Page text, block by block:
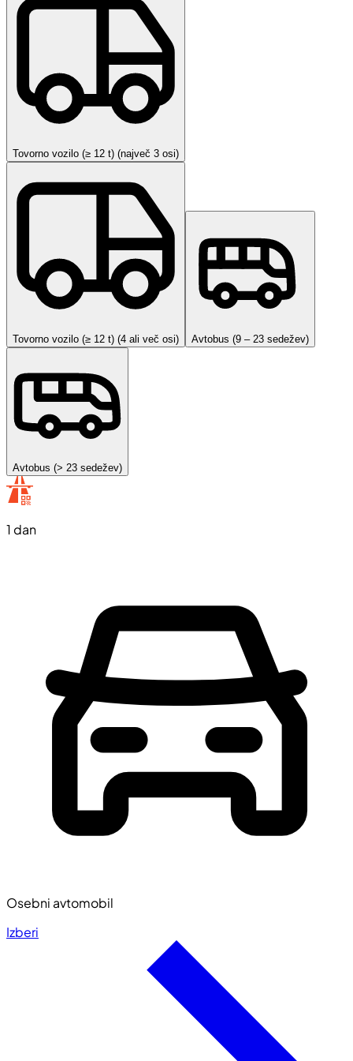
Tovorno vozilo (≥ 12 t) (največ 3 osi)
Tovorno vozilo (≥ 12 t) (4 ali več osi) Avtobus (9 – 23 sedežev)
Avtobus (> 23 sedežev)
1 dan
Osebni avtomobil
Izberi